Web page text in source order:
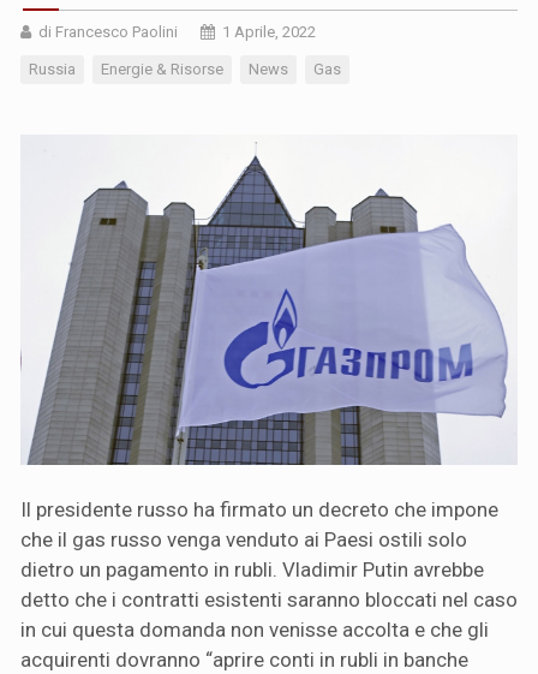
di Francesco Paolini 1 Aprile, 2022
Russia Energie & Risorse News Gas
Il presidente russo ha firmato un decreto che impone
che il gas russo venga venduto ai Paesi ostili solo
dietro un pagamento in rubli. Vladimir Putin avrebbe
detto che i contratti esistenti saranno bloccati nel caso
in cui questa domanda non venisse accolta e che gli
acquirenti dovranno “aprire conti in rubli in banche